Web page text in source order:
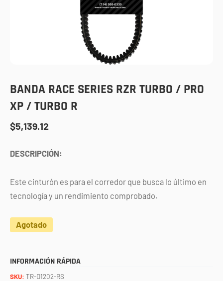
BANDA RACE SERIES RZR TURBO / PRO
XP / TURBO R
$5,139.12
DESCRIPCIÓN:
Este cinturón es para el corredor que busca lo último en
tecnología y un rendimiento comprobado.
Agotado
INFORMACIÓN RÁPIDA
SKU: TR-D1202-RS